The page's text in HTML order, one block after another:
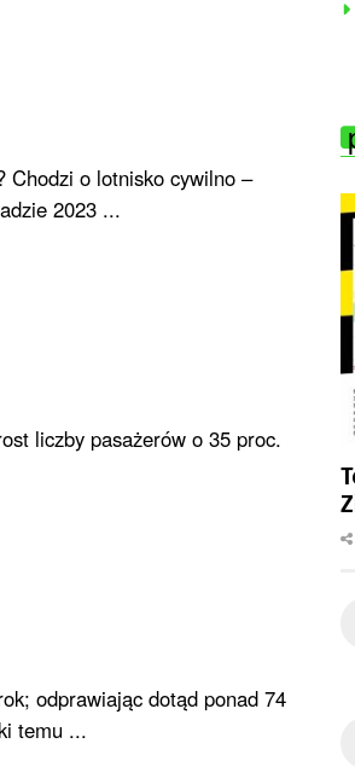
o lotnisko cywilno –
2023 ...
liczby pasażerów o 35 proc.
odprawiając dotąd ponad 74
temu ...